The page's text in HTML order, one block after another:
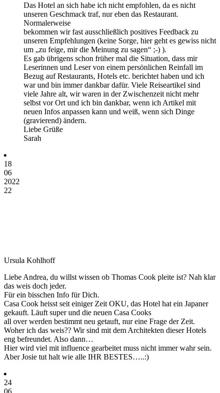
Das Hotel an sich habe ich nicht empfohlen, da es nicht
unseren Geschmack traf, nur eben das Restaurant.
Normalerweise
bekommen wir fast ausschließlich positives Feedback zu
unseren Empfehlungen (keine Sorge, hier geht es gewiss nicht
um „zu feige, mir die Meinung zu sagen“ ;-) ).
Es gab übrigens schon früher mal die Situation, dass mir
Leserinnen und Leser von einem persönlichen Reinfall im
Bezug auf Restaurants, Hotels etc. berichtet haben und ich
war und bin immer dankbar dafür. Viele Reiseartikel sind
viele Jahre alt, wir waren in der Zwischenzeit nicht mehr
selbst vor Ort und ich bin dankbar, wenn ich Artikel mit
neuen Infos anpassen kann und weiß, wenn sich Dinge
(gravierend) ändern.
Liebe Grüße
Sarah
18
06
2022
22
Ursula Kohlhoff
Liebe Andrea, du willst wissen ob Thomas Cook pleite ist? Nah klar
das weis doch jeder.
Für ein bisschen Info für Dich.
Casa Cook heisst seit einiger Zeit OKU, das Hotel hat ein Japaner
gekauft. Läuft super und die neuen Casa Cooks
all over werden bestimmt neu getauft, nur eine Frage der Zeit.
Woher ich das weis?? Wir sind mit dem Architekten dieser Hotels
eng befreundet. Also dann…
Hier wird viel mit influence gearbeitet muss nicht immer wahr sein.
Aber Josie tut halt wie alle IHR BESTES…..:)
24
06